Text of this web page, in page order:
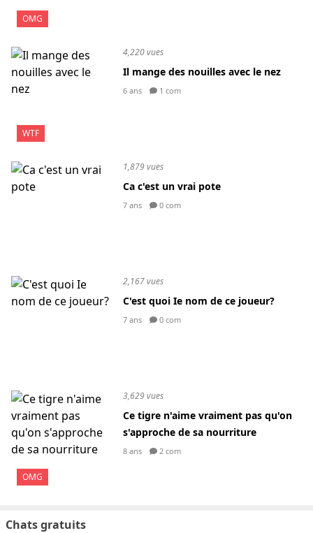
OMG
WTF
4,220 vues
Il mange des nouilles avec le nez
6 ans 1 com
1,879 vues
Ca c'est un vrai pote
7 ans 0 com
2,167 vues
C'est quoi Ie nom de ce joueur?
7 ans 0 com
OMG
3,629 vues
Ce tigre n'aime vraiment pas qu'on
s'approche de sa nourriture
8 ans 2 com
Chats gratuits